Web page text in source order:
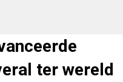
ter wereld